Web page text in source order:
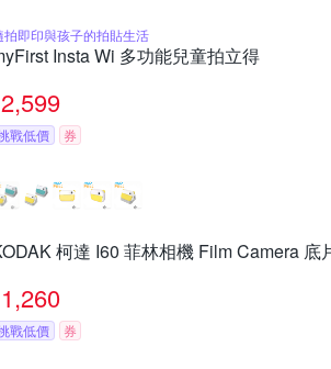
拍即印與孩子的拍貼生活
Insta Wi 多功能兒童拍立得
2,599
戰低價 券
柯達 I60 菲林相機 Film Camera 底
1,260
戰低價 券